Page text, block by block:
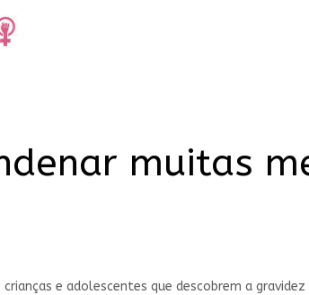
muitas
e adolescentes que descobrem a